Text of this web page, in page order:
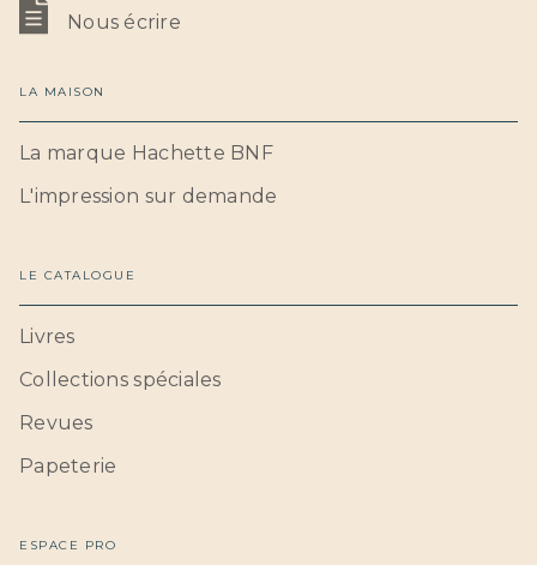
Nous écrire
LA MAISON
La marque Hachette BNF
L'impression sur demande
LE CATALOGUE
Livres
Collections spéciales
Revues
Papeterie
ESPACE PRO